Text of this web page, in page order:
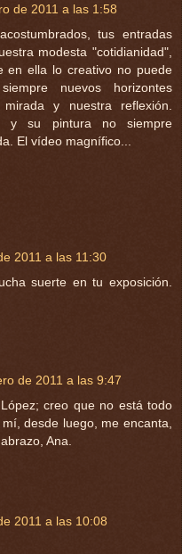
de 2011 a las 1:58
tus entradas
modesta "cotidianidad",
en ella lo creativo no puede
nuevos horizontes
y nuestra reflexión.
y su pintura no siempre
El vídeo magnífico...
2011 a las 11:30
suerte en tu exposición.
de 2011 a las 9:47
creo que no está todo
desde luego, me encanta,
Ana.
2011 a las 10:08